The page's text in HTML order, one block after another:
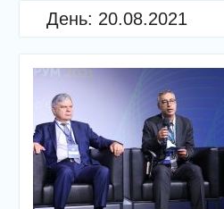
День: 20.08.2021